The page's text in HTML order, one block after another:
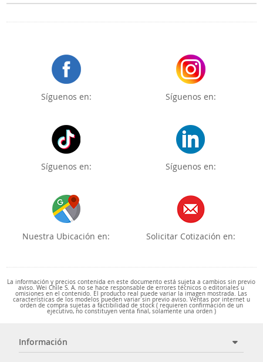
Síguenos en: Síguenos en:
Síguenos en: Síguenos en:
Nuestra Ubicación en: Solicitar Cotización en:
La información y precios contenida en este documento está sujeta a cambios sin previo
aviso. Wei Chile S. A. no se hace responsable de errores técnicos o editoriales u
omisiones en el contenido. El producto real puede variar la imagen mostrada. Las
características de los modelos pueden variar sin previo aviso. Ventas por internet u
orden de compra sujetas a factibilidad de stock ( requieren confirmación de un
ejecutivo, no constituyen venta final, solamente una orden )
Información